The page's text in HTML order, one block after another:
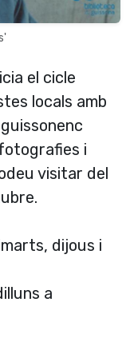
el cicle
locals amb
i
visitar del
dijous i
a